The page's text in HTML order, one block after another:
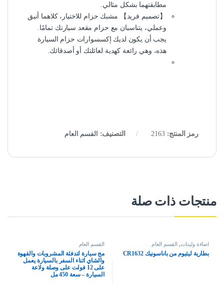
مطابقتهما بشكل مثالي.
【تصميم فريد】 مشبك حزام للاختيار، كلاهما أنيق
وعملي، يتناسبان مع حزام مقعد سيارتك تمامًا.
يجب أن يكون لديك إكسسوارات حزام السيارة
هذه، وهي رائعة كهدية لعائلتك أو أصدقائك.
رمز المنتج:2163 التصنيف: القسم العام
منتجات ذات صلة
اضاءة وليدات القسم العام
بطارية ليثيوم من باناسونيك CR1632
القسم العام
مج سيارة لتدفئة المشروبات والقهوة
والشاي اثناء السفر بالسيارة يعمل
على 12 فولت على وصلة ولاعة
السيارة – سعة 450 مل